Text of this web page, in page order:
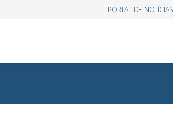
PORTAL DE NOTÍCIAS